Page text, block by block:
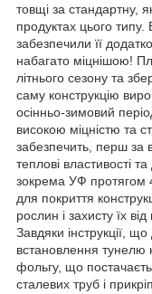
товщі за стандартну,
продуктах цього типу.
забезпечили її
набагато міцнішою!
літнього сезону та
саму конструкцію
осінньо-зимовий
високою міцністю та
забезпечить, перш за
теплові властивості
зокрема УФ протягом
для покриття
рослин і захисту їх
Завдяки інструкції,
встановлення тунелю
фольгу, що
сталевих труб і